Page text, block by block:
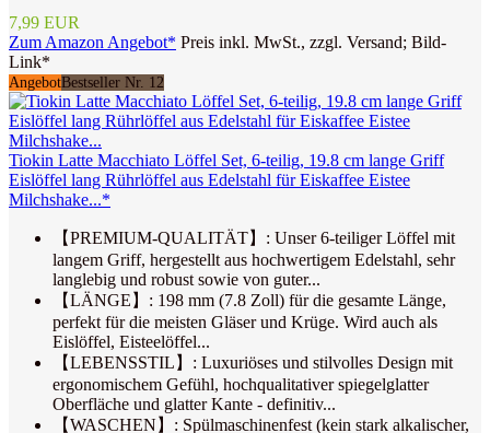
7,99 EUR
Zum Amazon Angebot* Preis inkl. MwSt., zzgl. Versand; Bild-
Link*
AngebotBestseller Nr. 12
Tiokin Latte Macchiato Löffel Set, 6-teilig, 19.8 cm lange Griff
Eislöffel lang Rührlöffel aus Edelstahl für Eiskaffee Eistee
Milchshake...*
【PREMIUM-QUALITÄT】: Unser 6-teiliger Löffel mit
langem Griff, hergestellt aus hochwertigem Edelstahl, sehr
langlebig und robust sowie von guter...
【LÄNGE】: 198 mm (7.8 Zoll) für die gesamte Länge,
perfekt für die meisten Gläser und Krüge. Wird auch als
Eislöffel, Eisteelöffel...
【LEBENSSTIL】: Luxuriöses und stilvolles Design mit
ergonomischem Gefühl, hochqualitativer spiegelglatter
Oberfläche und glatter Kante - definitiv...
【WASCHEN】: Spülmaschinenfest (kein stark alkalischer,